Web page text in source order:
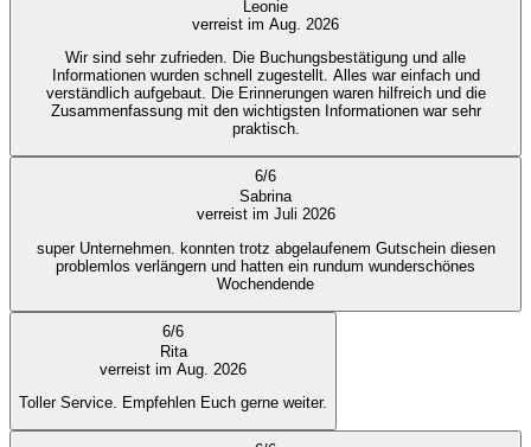
Leonie
verreist im Aug. 2026
Wir sind sehr zufrieden. Die Buchungsbestätigung und alle
Informationen wurden schnell zugestellt. Alles war einfach und
verständlich aufgebaut. Die Erinnerungen waren hilfreich und die
Zusammenfassung mit den wichtigsten Informationen war sehr
praktisch.
6/6
Sabrina
verreist im Juli 2026
super Unternehmen. konnten trotz abgelaufenem Gutschein diesen
problemlos verlängern und hatten ein rundum wunderschönes
Wochendende
6/6
Rita
verreist im Aug. 2026
Toller Service. Empfehlen Euch gerne weiter.